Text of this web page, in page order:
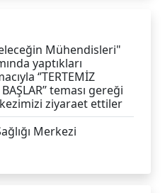
Mühendisleri"
yaptıkları
‘’TERTEMİZ
teması gereği
ziyaraet ettiler
Merkezi